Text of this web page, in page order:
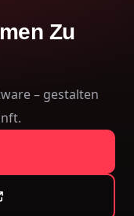
Zu
– gestalten